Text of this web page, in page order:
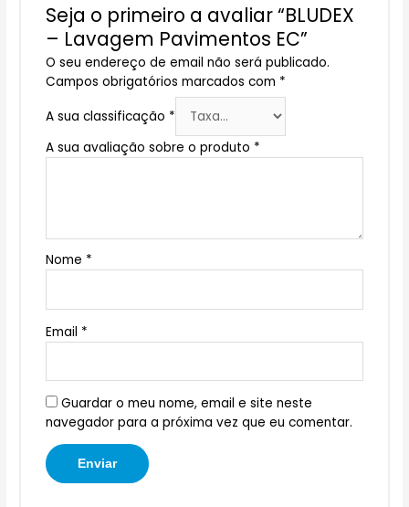
Seja o primeiro a avaliar “BLUDEX
– Lavagem Pavimentos EC”
O seu endereço de email não será publicado.
Campos obrigatórios marcados com *
A sua classificação *
A sua avaliação sobre o produto *
Nome *
Email *
Guardar o meu nome, email e site neste
navegador para a próxima vez que eu comentar.